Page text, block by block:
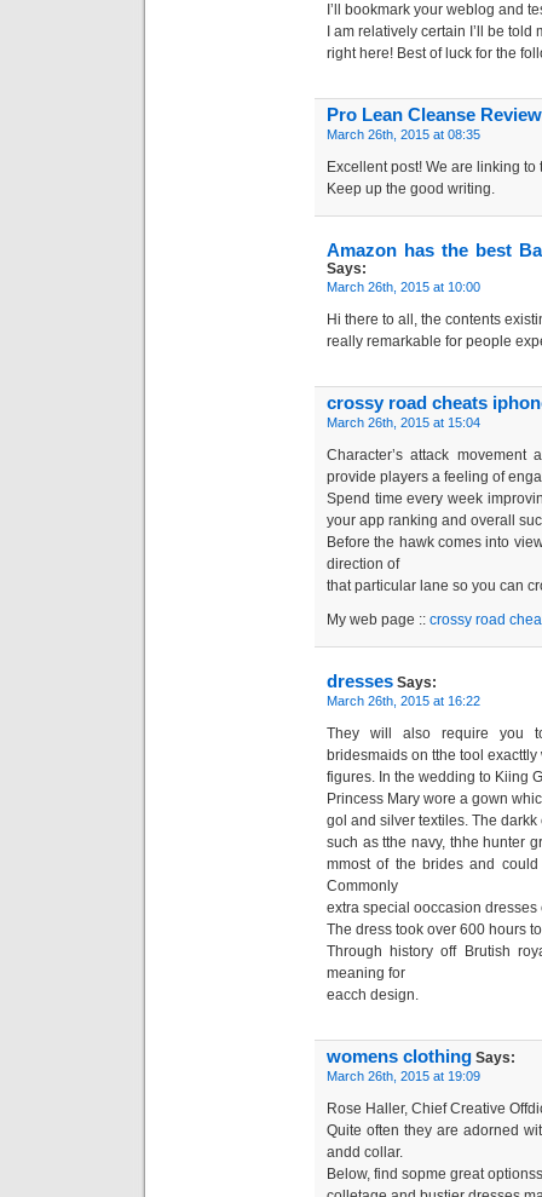
I’ll bookmark your weblog and
I am relatively certain I’ll be
right here! Best of luck for the
Pro Lean Cleanse
March 26th, 2015 at 08:35
Excellent post! We are linking
Keep up the good writing.
Amazon has the best
Says:
March 26th, 2015 at 10:00
Hi there to all, the contents
really remarkable for people
crossy road cheats
March 26th, 2015 at 15:04
Character’s attack
provide players a feeling of
Spend time every week
your app ranking and overall
Before the hawk comes into
direction of
that particular lane so you can
My web page :: crossy road
dresses Says:
March 26th, 2015 at 16:22
They will also require you
bridesmaids on tthe tool exacttly
figures. In the wedding to Kiing
Princess Mary wore a gown
gol and silver textiles. The
such as tthe navy, thhe hunter
mmost of the brides and
Commonly
extra special ooccasion
The dress took over 600 hours
Through history off Brutish
meaning for
eacch design.
womens clothing Says:
March 26th, 2015 at 19:09
Rose Haller, Chief Creative
Quite often they are adorned
andd collar.
Below, find sopme great